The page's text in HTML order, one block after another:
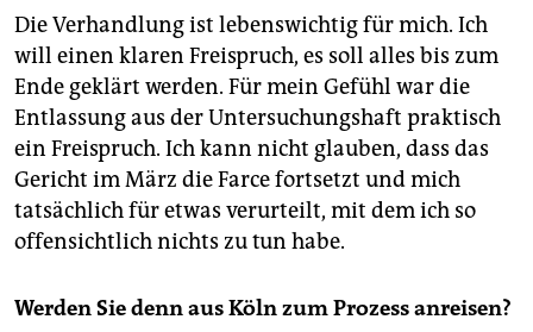
Die Verhandlung ist lebenswichtig für mich. Ich
will einen klaren Freispruch, es soll alles bis zum
Ende geklärt werden. Für mein Gefühl war die
Entlassung aus der Untersuchungshaft praktisch
ein Freispruch. Ich kann nicht glauben, dass das
Gericht im März die Farce fortsetzt und mich
tatsächlich für etwas verurteilt, mit dem ich so
offensichtlich nichts zu tun habe.
Werden Sie denn aus Köln zum Prozess anreisen?